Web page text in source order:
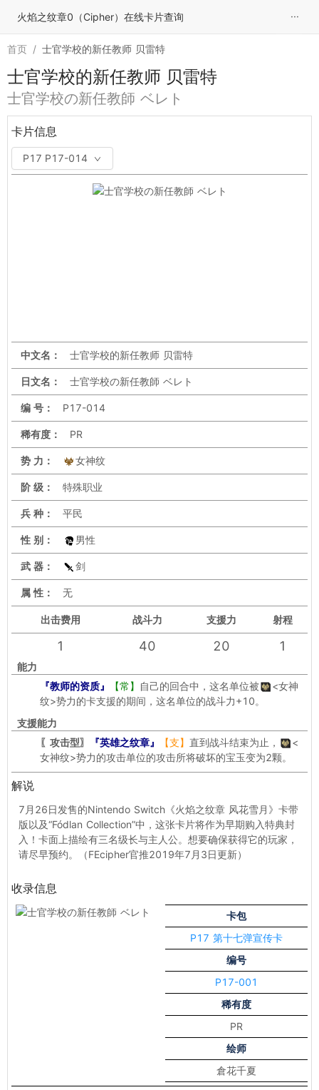
火焰之纹章0（Cipher）在线卡片查询 ···
首页 / 士官学校的新任教师 贝雷特
士官学校的新任教师 贝雷特
士官学校の新任教師 ベレト
卡片信息
P17 P17-014
中文名： 士官学校的新任教师 贝雷特
日文名： 士官学校の新任教師 ベレト
编 号： P17-014
稀有度： PR
势 力： 女神纹
阶 级： 特殊职业
兵 种： 平民
性 别： 男性
武 器： 剑
属 性： 无
出击费用 战斗力 支援力 射程
1 40 20 1
能力
『教师的资质』
【常】 自己的回合中，这名单位被
<女神
纹>势力的卡支援的期间，这名单位的战斗力+10。
支援能力
〖攻击型〗
『英雄之纹章』 【支】 直到战斗结束为止，
<
女神纹>势力的攻击单位的攻击所将破坏的宝玉变为2颗。
解说
7月26日发售的Nintendo Switch《火焰之纹章 风花雪月》卡带
版以及“Fódlan Collection”中，这张卡片将作为早期购入特典封
入！卡面上描绘有三名级长与主人公。想要确保获得它的玩家，
请尽早预约。（FEcipher官推2019年7月3日更新）
收录信息
卡包
P17 第十七弹宣传卡
编号
P17-001
稀有度
PR
绘师
倉花千夏